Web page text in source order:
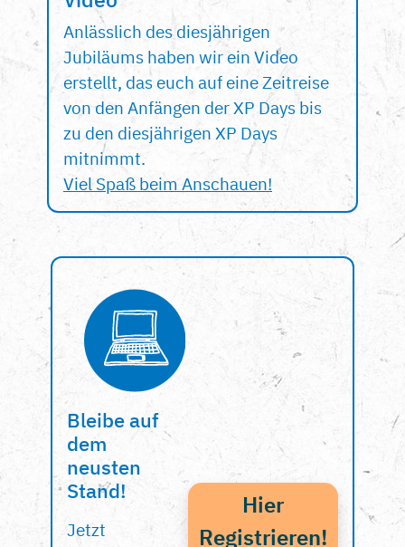
Anlässlich des diesjährigen
Jubiläums haben wir ein Video
erstellt, das euch auf eine Zeitreise
von den Anfängen der XP Days bis
zu den diesjährigen XP Days
mitnimmt.
Viel Spaß beim Anschauen!
Bleibe auf
dem
neusten
Stand!
Jetzt
Hier
Registrieren!